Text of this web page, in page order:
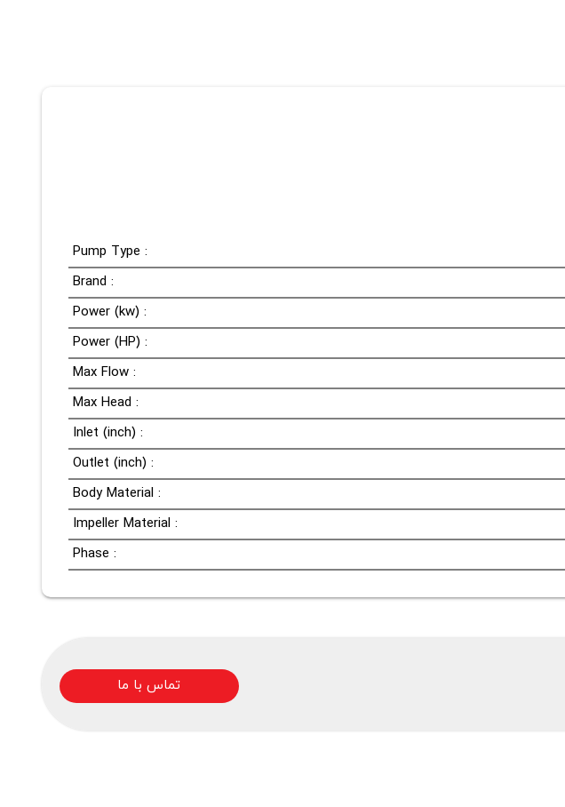
Pump Type :
Brand :
Power (kw) :
Power (HP) :
Max Flow :
Max Head :
Inlet (inch) :
Outlet (inch) :
Body Material :
Impeller Material :
Phase :
تماس با ما